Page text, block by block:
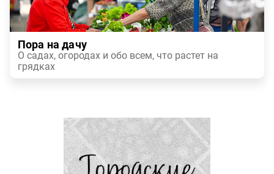
Пора на дачу
О садах, огородах и обо всем, что растет на
грядках